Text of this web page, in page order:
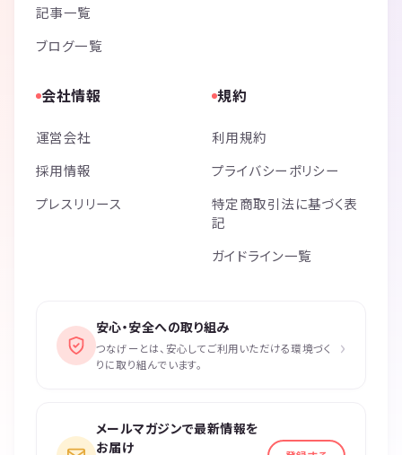
記事一覧
ブログ一覧
会社情報
運営会社
採用情報
プレスリリース
規約
利用規約
プライバシーポリシー
特定商取引法に基づく表
記
ガイドライン一覧
安心・安全への取り組み
つなげーとは、安心してご利用いただける環境づく
りに取り組んでいます。
›
メールマガジンで最新情報を
お届け